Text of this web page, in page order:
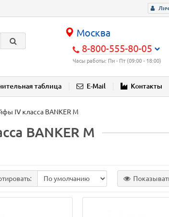
Москва
8-800-555-80-05
Часы работы: Пн - Пт (09:00 - 18:00)
таблица E-Mail Контакты
IV класса BANKER M
BANKER M